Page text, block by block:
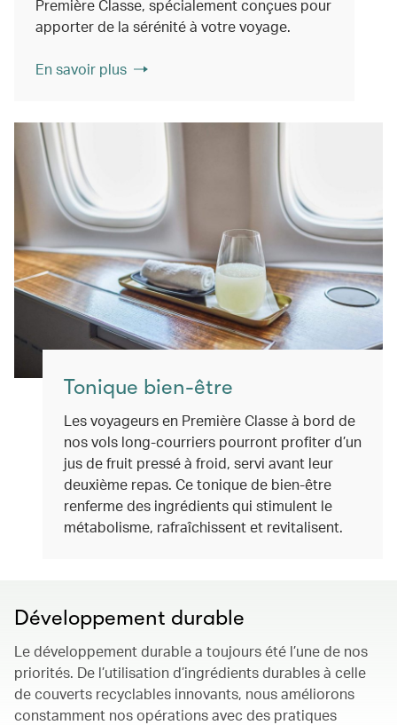
Première Classe, spécialement conçues pour
apporter de la sérénité à votre voyage.
En savoir plus
Tonique bien-être
Les voyageurs en Première Classe à bord de
nos vols long-courriers pourront profiter d’un
jus de fruit pressé à froid, servi avant leur
deuxième repas. Ce tonique de bien-être
renferme des ingrédients qui stimulent le
métabolisme, rafraîchissent et revitalisent.
Développement durable
Le développement durable a toujours été l’une de nos
priorités. De l’utilisation d’ingrédients durables à celle
de couverts recyclables innovants, nous améliorons
constamment nos opérations avec des pratiques